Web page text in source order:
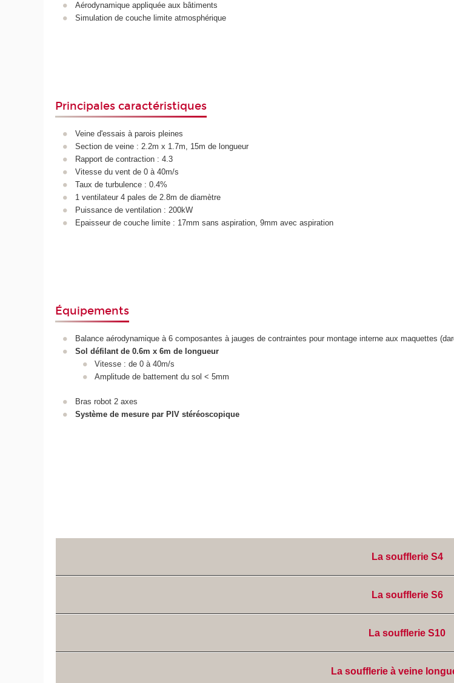
Aérodynamique appliquée aux bâtiments
Simulation de couche limite atmosphérique
Principales caractéristiques
Veine d'essais à parois pleines
Section de veine : 2.2m x 1.7m, 15m de longueur
Rapport de contraction : 4.3
Vitesse du vent de 0 à 40m/s
Taux de turbulence : 0.4%
1 ventilateur 4 pales de 2.8m de diamètre
Puissance de ventilation : 200kW
Epaisseur de couche limite : 17mm sans aspiration, 9mm avec aspiration
Équipements
Balance aérodynamique à 6 composantes à jauges de contraintes pour montage interne aux maquettes
Sol défilant de 0.6m x 6m de longueur
Vitesse : de 0 à 40m/s
Amplitude de battement du sol < 5mm
Bras robot 2 axes
Système de mesure par PIV stéréoscopique
La soufflerie S4
La soufflerie S6
La soufflerie S10
La soufflerie à veine